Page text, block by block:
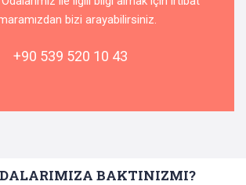
bizi arayabilirsiniz.
+90 539 520 10 43
BAKTINIZMI?